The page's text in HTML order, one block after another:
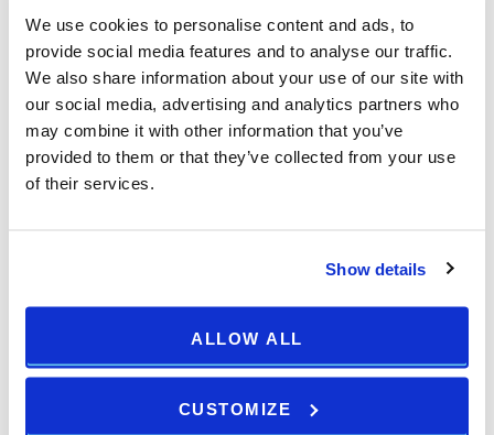
We use cookies to personalise content and ads, to
provide social media features and to analyse our traffic.
We also share information about your use of our site with
our social media, advertising and analytics partners who
may combine it with other information that you’ve
provided to them or that they’ve collected from your use
of their services.
Show details
ALLOW ALL
CUSTOMIZE
Ab
117,65 €Pro Nacht
BUCHEN